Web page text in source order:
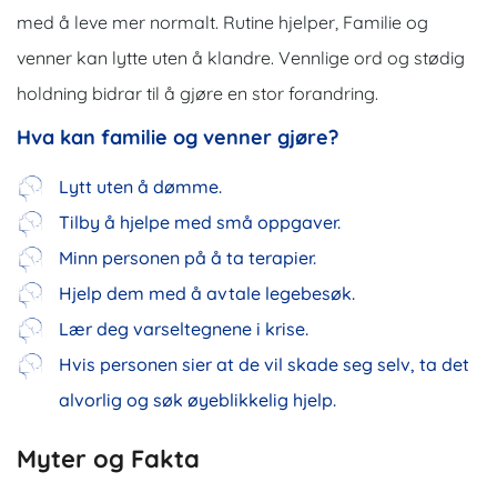
med å leve mer normalt. Rutine hjelper, Familie og
venner kan lytte uten å klandre. Vennlige ord og stødig
holdning bidrar til å gjøre en stor forandring.
Hva kan familie og venner gjøre?
Lytt uten å dømme.
Tilby å hjelpe med små oppgaver.
Minn personen på å ta terapier.
Hjelp dem med å avtale legebesøk.
Lær deg varseltegnene i krise.
Hvis personen sier at de vil skade seg selv, ta det
alvorlig og søk øyeblikkelig hjelp.
Myter og Fakta